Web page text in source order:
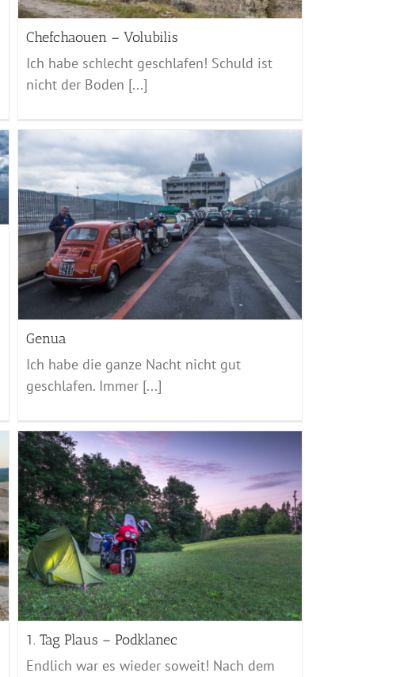
Chefchaouen – Volubilis
Ich habe schlecht geschlafen! Schuld ist
nicht der Boden [...]
Genua
Ich habe die ganze Nacht nicht gut
geschlafen. Immer [...]
1. Tag Plaus – Podklanec
Endlich war es wieder soweit! Nach dem